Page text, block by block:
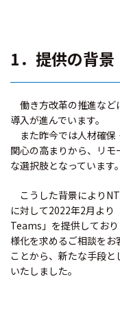
1．提供の背景
働き方改革の推進など
導入が進んでいます。
また昨今では人材確保
関心の高まりから、リ
な選択肢となっています。
こうした背景により
に対して2022年2月よ
Teams」を提供してお
様化を求めるご相談をお
ことから、新たな手段
いたしました。